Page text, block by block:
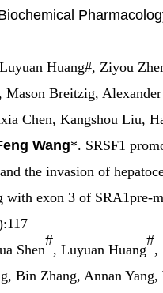
Huang#, Ziyou
Mason Breitzig,
Chen, Kangshou Liu,
Wang*. SRSF1
the invasion of
with exon 3 of SRA1pre-
Shen
#
, Luyuan Huang
#
,
Bin Zhang, Annan Yang,